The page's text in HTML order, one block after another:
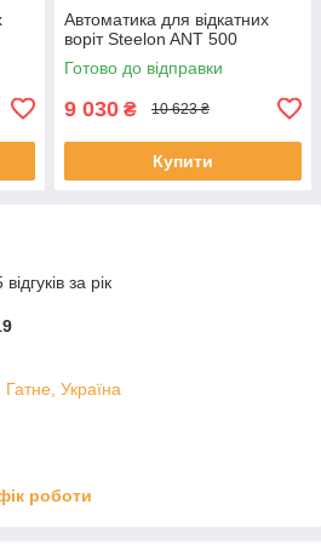
Автоматика для відкатних
воріт Steelon ANT 500
Готово до відправки
9 030 ₴ 10 623 ₴
Купити
за рік
Гатне, Україна
роботи